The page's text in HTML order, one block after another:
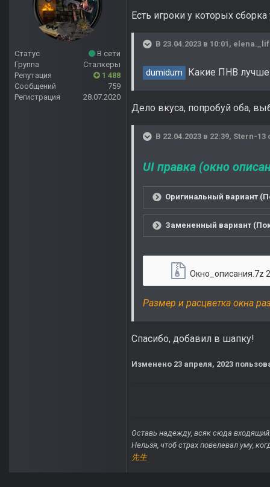
Статус
В сети
Группа
Сталкеры
Репутация
1 488
Сообщений
759
Регистрация
28.07.2020
Есть игроки у которых
В 23.04.2023 в 10:01,
dumidum Какие ПНВ
Дело вкуса, попробуй оба,
В 22.04.2023 в 22:39, Stern-13
UI правка (окно
Оригинальный вариант
Замененный вариант
Окно_описания.7z
Размер и расцветка окна
Спасибо, добавил в шапку!
Изменено 23 апреля, 2023
Оставь надежду, всяк сюда
Нельзя, чтоб страх повелевал уму,
先生